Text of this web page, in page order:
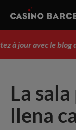
jour avec le blog du
La
llena